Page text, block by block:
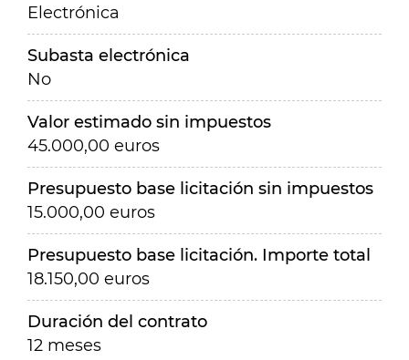
Electrónica
Subasta electrónica
No
Valor estimado sin impuestos
45.000,00 euros
Presupuesto base licitación sin impuestos
15.000,00 euros
Presupuesto base licitación. Importe total
18.150,00 euros
Duración del contrato
12 meses